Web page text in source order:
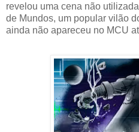
revelou uma cena não
de Mundos, um popular vilão
ainda não apareceu no MCU